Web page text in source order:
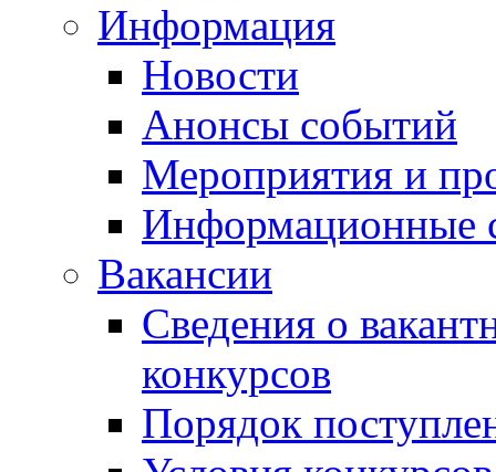
Информация
Новости
Анонсы событий
Мероприятия и
Информационные
Вакансии
Сведения о
конкурсов
Порядок